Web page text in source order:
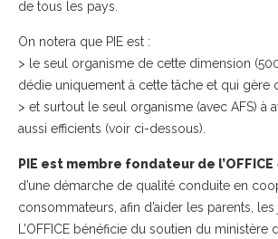
de tous les pays.
On notera que PIE est :
> le seul organisme de cette dimension
dédie uniquement à cette tâche et qui gère
> et surtout le seul organisme (avec AFS)
aussi efficients (voir ci-dessous).
PIE est membre fondateur de l’OFFICE
d’une démarche de qualité conduite en
consommateurs, afin d’aider les parents,
L’OFFICE bénéficie du soutien du